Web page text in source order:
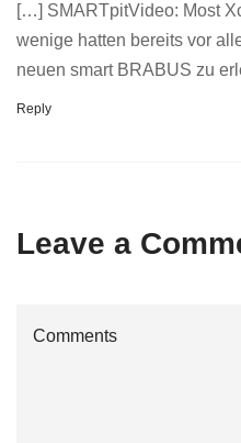
[…] SMARTpitVideo: Most
wenige hatten bereits vor
neuen smart BRABUS zu
Reply
Leave a